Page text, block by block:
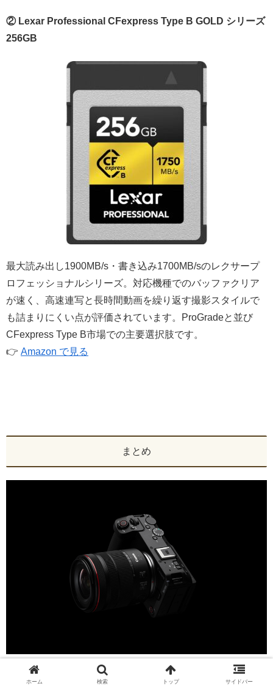
② Lexar Professional CFexpress Type B GOLD シリーズ
256GB
最大読み出し1900MB/s・書き込み1700MB/sのレクサープ
ロフェッショナルシリーズ。対応機種でのバッファクリア
が速く、高速連写と長時間動画を繰り返す撮影スタイルで
も詰まりにくい点が評価されています。ProGradeと並び
CFexpress Type B市場での主要選択肢です。
👉 Amazon で見る
まとめ
Canon EOS R6 V 、いかがでしたか？
ホーム 検索 トップ サイドバー